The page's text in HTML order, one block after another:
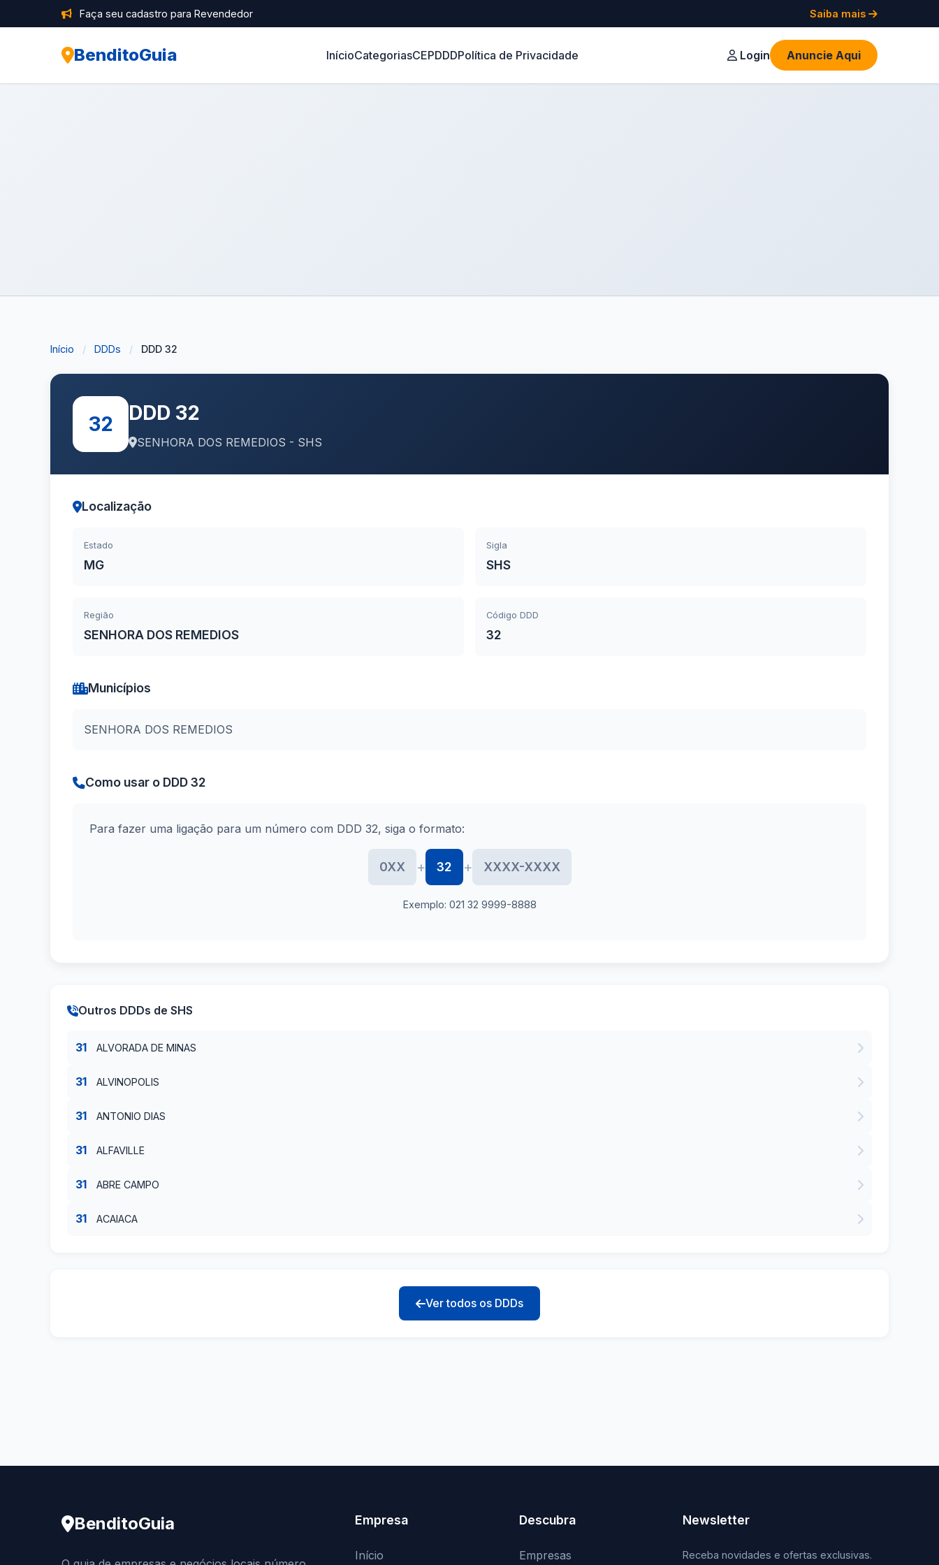
Faça seu cadastro para Revendedor Saiba mais
BenditoGuia InícioCategoriasCEPDDDPolítica de Privacidade Login Anuncie Aqui
Início / DDDs / DDD 32
32 DDD 32
SENHORA DOS REMEDIOS - SHS
Localização
Estado
MG
Sigla
SHS
Região
SENHORA DOS REMEDIOS
Código DDD
32
Municípios
SENHORA DOS REMEDIOS
Como usar o DDD 32
Para fazer uma ligação para um número com DDD 32, siga o formato:
0XX + 32 + XXXX-XXXX
Exemplo: 021 32 9999-8888
Outros DDDs de SHS
31 ALVORADA DE MINAS
31 ALVINOPOLIS
31 ANTONIO DIAS
31 ALFAVILLE
31 ABRE CAMPO
31 ACAIACA
Ver todos os DDDs
BenditoGuia Empresa
Início
Descubra
Empresas
Newsletter
Receba novidades e ofertas exclusivas.